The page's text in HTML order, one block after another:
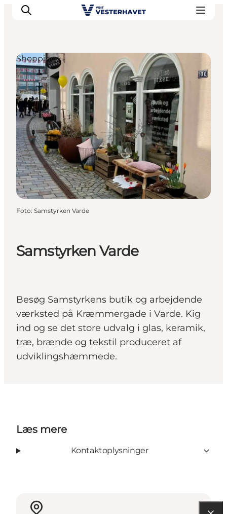
Det sker
Oplevelser
Vores Byer
Mad & Overnatning
Køb billet
Planlæg din ferie
Samstyrken Varde
Besøg Samstyrkens butik og arbejdende
værksted på Kræmmergade i Varde. Kig
ind og se det store udvalg i glas, keramik,
træ, brænde og tekstil produceret af
udviklingshæmmede.
Shopping
Foto: Samstyrken Varde
Læs mere
Kontaktoplysninger